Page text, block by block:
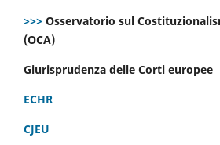
>>> Osservatorio sul
(OCA)
Giurisprudenza delle Corti europee
ECHR
CJEU